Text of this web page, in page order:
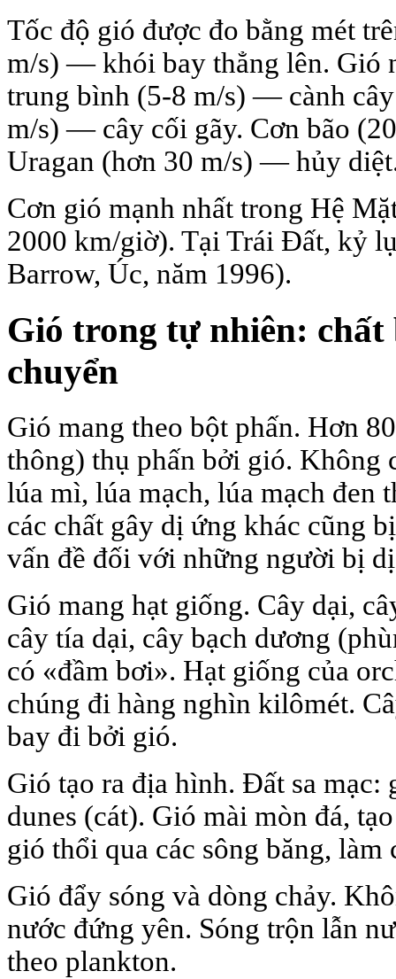
Tốc độ gió được đo bằng mét
m/s) — khói bay thẳng lên. Gió
trung bình (5-8 m/s) — cành
m/s) — cây cối gãy. Cơn bão
Uragan (hơn 30 m/s) — hủy
Cơn gió mạnh nhất trong Hệ
2000 km/giờ). Tại Trái Đất, kỷ
Barrow, Úc, năm 1996).
Gió trong tự nhiên:
chuyển
Gió mang theo bột phấn. Hơn
thông) thụ phấn bởi gió.
lúa mì, lúa mạch, lúa mạch đen
các chất gây dị ứng khác cũng
vấn đề đối với những người bị
Gió mang hạt giống. Cây dại,
cây tía dại, cây bạch dương
có «đầm bơi». Hạt giống của
chúng đi hàng nghìn kilômét.
bay đi bởi gió.
Gió tạo ra địa hình. Đất sa mạc:
dunes (cát). Gió mài mòn đá,
gió thổi qua các sông băng,
Gió đẩy sóng và dòng chảy.
nước đứng yên. Sóng trộn lẫn
theo plankton.